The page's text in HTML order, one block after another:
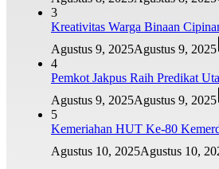
3
Kreativitas Warga Binaan
Agustus 9, 2025Agustus 9, 2025
4
Pemkot Jakpus Raih Predikat
Agustus 9, 2025Agustus 9, 2025
5
Kemeriahan HUT Ke-80
Agustus 10, 2025Agustus 10,